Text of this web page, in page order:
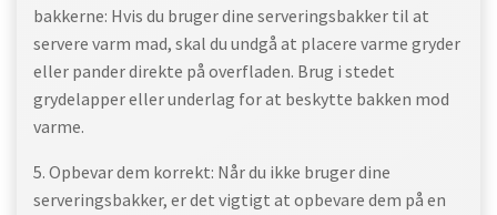
bakkerne: Hvis du bruger dine serveringsbakker til at
servere varm mad, skal du undgå at placere varme gryder
eller pander direkte på overfladen. Brug i stedet
grydelapper eller underlag for at beskytte bakken mod
varme.
5. Opbevar dem korrekt: Når du ikke bruger dine
serveringsbakker, er det vigtigt at opbevare dem på en